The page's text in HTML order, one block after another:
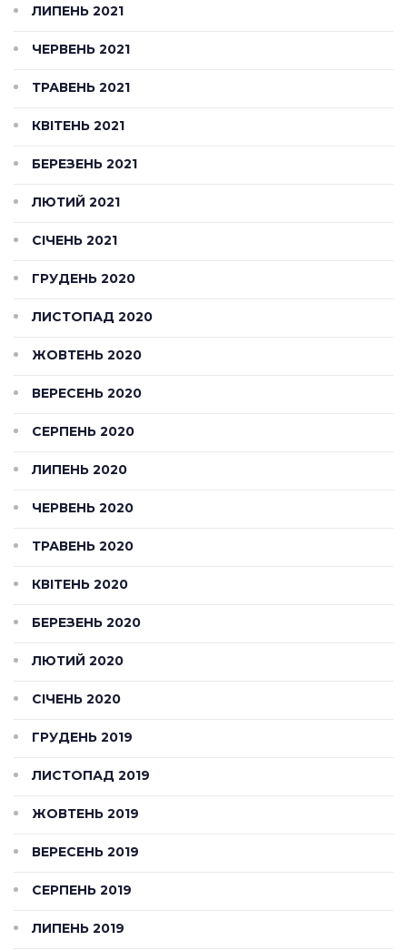
ЛИПЕНЬ 2021
ЧЕРВЕНЬ 2021
ТРАВЕНЬ 2021
КВІТЕНЬ 2021
БЕРЕЗЕНЬ 2021
ЛЮТИЙ 2021
СІЧЕНЬ 2021
ГРУДЕНЬ 2020
ЛИСТОПАД 2020
ЖОВТЕНЬ 2020
ВЕРЕСЕНЬ 2020
СЕРПЕНЬ 2020
ЛИПЕНЬ 2020
ЧЕРВЕНЬ 2020
ТРАВЕНЬ 2020
КВІТЕНЬ 2020
БЕРЕЗЕНЬ 2020
ЛЮТИЙ 2020
СІЧЕНЬ 2020
ГРУДЕНЬ 2019
ЛИСТОПАД 2019
ЖОВТЕНЬ 2019
ВЕРЕСЕНЬ 2019
СЕРПЕНЬ 2019
ЛИПЕНЬ 2019